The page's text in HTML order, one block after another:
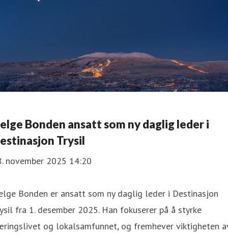
Bonden ansatt som ny daglig leder i
Trysil
november 2025 14:20
Bonden er ansatt som ny daglig leder i Destinasjon
fra 1. desember 2025. Han fokuserer på å styrke
og lokalsamfunnet, og fremhever viktigheten